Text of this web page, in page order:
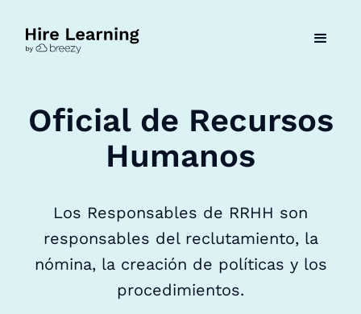
Oficial de Recursos
Humanos
Los Responsables de RRHH son
responsables del reclutamiento, la
nómina, la creación de políticas y los
procedimientos.